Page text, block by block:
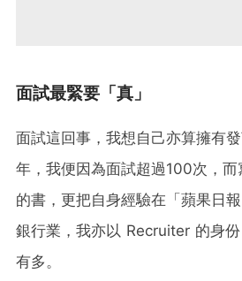
面試最緊要「真」
面試這回事，我想自己亦算擁有
年，我便因為面試超過100次，而
的書，更把自身經驗在「蘋果日
銀行業，我亦以 Recruiter 的身
有多。